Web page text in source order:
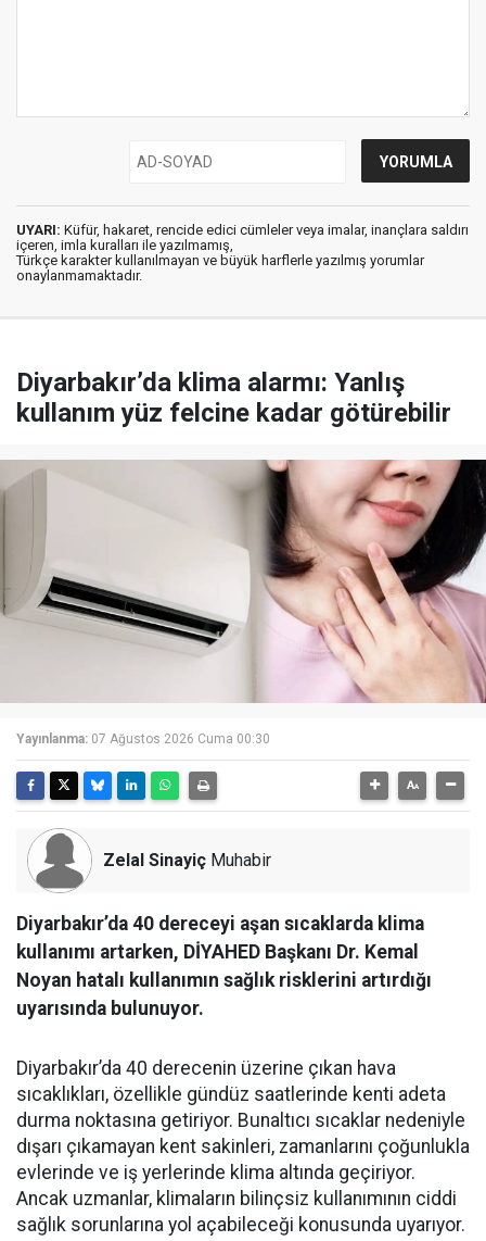
UYARI: Küfür, hakaret, rencide edici cümleler veya imalar, inançlara saldırı
içeren, imla kuralları ile yazılmamış,
Türkçe karakter kullanılmayan ve büyük harflerle yazılmış yorumlar
onaylanmamaktadır.
Diyarbakır’da klima alarmı: Yanlış
kullanım yüz felcine kadar götürebilir
Yayınlanma: 07 Ağustos 2026 Cuma 00:30
Zelal Sinayiç Muhabir
Diyarbakır’da 40 dereceyi aşan sıcaklarda klima
kullanımı artarken, DİYAHED Başkanı Dr. Kemal
Noyan hatalı kullanımın sağlık risklerini artırdığı
uyarısında bulunuyor.
Diyarbakır’da 40 derecenin üzerine çıkan hava
sıcaklıkları, özellikle gündüz saatlerinde kenti adeta
durma noktasına getiriyor. Bunaltıcı sıcaklar nedeniyle
dışarı çıkamayan kent sakinleri, zamanlarını çoğunlukla
evlerinde ve iş yerlerinde klima altında geçiriyor.
Ancak uzmanlar, klimaların bilinçsiz kullanımının ciddi
sağlık sorunlarına yol açabileceği konusunda uyarıyor.